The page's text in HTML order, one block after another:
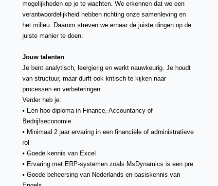
mogelijkheden op je te wachten. We erkennen dat we een
verantwoordelijkheid hebben richting onze samenleving en
het milieu. Daarom streven we ernaar de juiste dingen op de
juiste manier te doen.
Jouw talenten
Je bent analytisch, leergierig en werkt nauwkeurig. Je houdt
van structuur, maar durft ook kritisch te kijken naar
processen en verbeteringen.
Verder heb je:
• Een hbo-diploma in Finance, Accountancy of
Bedrijfseconomie
• Minimaal 2 jaar ervaring in een financiële of administratieve
rol
• Goede kennis van Excel
• Ervaring met ERP-systemen zoals MsDynamics is een pre
• Goede beheersing van Nederlands en basiskennis van